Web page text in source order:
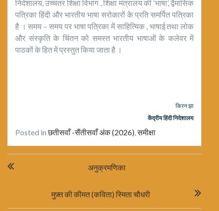
निदेशालय, उच्चतर शिक्षा विभाग , शिक्षा मंत्रालय की ‘भाषा’, द्वैमासिक
पत्रिका हिंदी और भारतीय भाषा सरोकारों के प्रति समर्पित पत्रिका
है । समय – समय पर भाषा पत्रिका में साहित्यिक , भाषाई तथा लोक
और संस्कृति के चिंतन को समस्त भारतीय भाषाओं के कलेवर में
पाठकों के हित में प्रस्तुत किया जाता है ।
किरन झा
केंद्रीय हिंदी निदेशालय
Posted inछतीसवाँ -सैंतीसवाँ अंक (2026) ,समीक्षा
navigation
अनुक्रमणिका
मुफ़्त की कीमत (कविता) स्मिता चौधरी